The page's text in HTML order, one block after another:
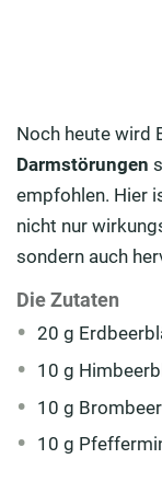
Noch heute wird
Darmstörungen
empfohlen. Hier
nicht nur
sondern auch
Die Zutaten
20 g
10 g
10 g
10 g